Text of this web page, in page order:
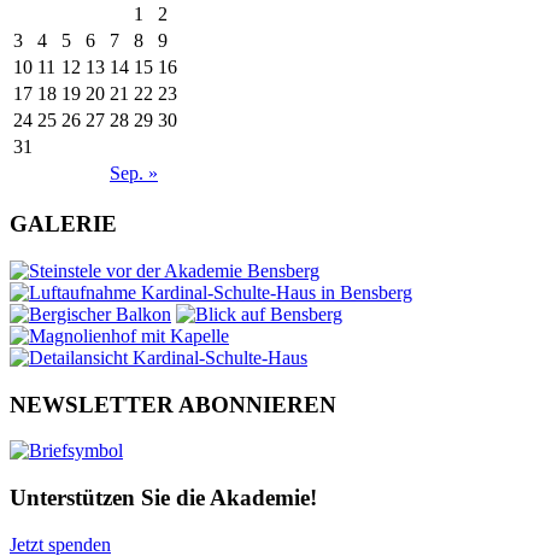
Sep. »
1
2
3
4 5 6 7 8
9
10 11 12 13 14 15 16
17 18 19 20 21 22 23
24 25 26 27 28 29 30
31
GALERIE
NEWSLETTER ABONNIEREN
Unterstützen Sie die Akademie!
Jetzt spenden